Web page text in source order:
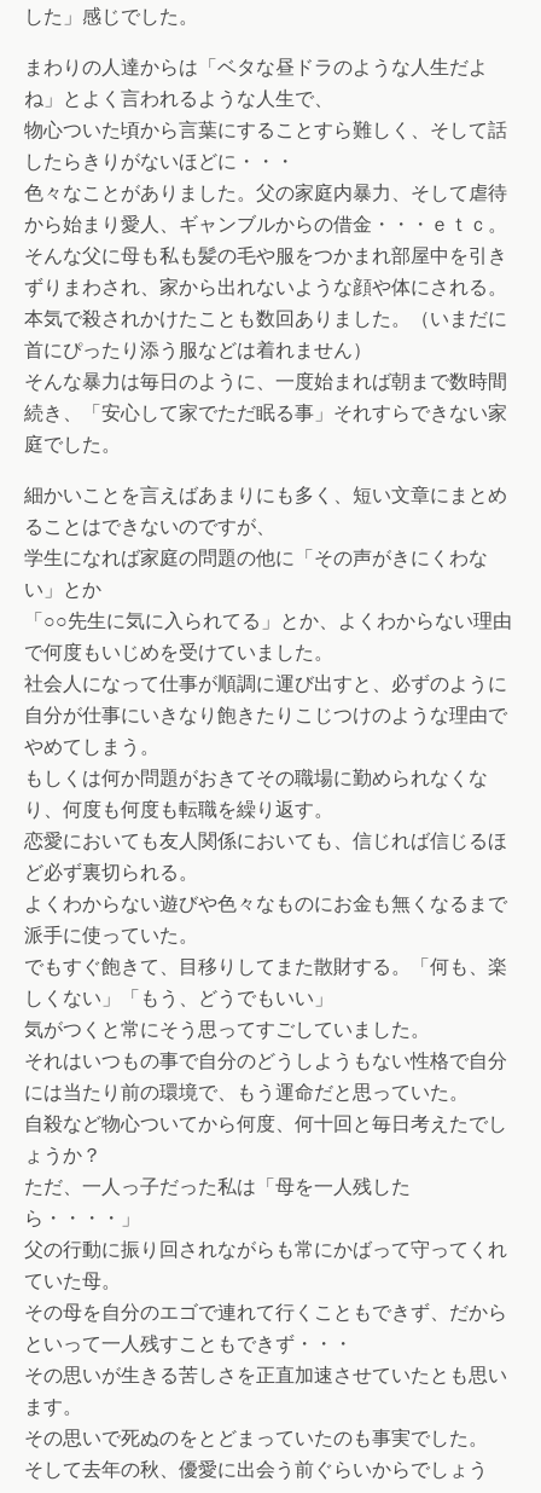
した」感じでした。
まわりの人達からは「ベタな昼ドラのような人生だよ
ね」とよく言われるような人生で、
物心ついた頃から言葉にすることすら難しく、そして話
したらきりがないほどに・・・
色々なことがありました。父の家庭内暴力、そして虐待
から始まり愛人、ギャンブルからの借金・・・ｅｔｃ。
そんな父に母も私も髪の毛や服をつかまれ部屋中を引き
ずりまわされ、家から出れないような顔や体にされる。
本気で殺されかけたことも数回ありました。（いまだに
首にぴったり添う服などは着れません）
そんな暴力は毎日のように、一度始まれば朝まで数時間
続き、「安心して家でただ眠る事」それすらできない家
庭でした。
細かいことを言えばあまりにも多く、短い文章にまとめ
ることはできないのですが、
学生になれば家庭の問題の他に「その声がきにくわな
い」とか
「○○先生に気に入られてる」とか、よくわからない理由
で何度もいじめを受けていました。
社会人になって仕事が順調に運び出すと、必ずのように
自分が仕事にいきなり飽きたりこじつけのような理由で
やめてしまう。
もしくは何か問題がおきてその職場に勤められなくな
り、何度も何度も転職を繰り返す。
恋愛においても友人関係においても、信じれば信じるほ
ど必ず裏切られる。
よくわからない遊びや色々なものにお金も無くなるまで
派手に使っていた。
でもすぐ飽きて、目移りしてまた散財する。「何も、楽
しくない」「もう、どうでもいい」
気がつくと常にそう思ってすごしていました。
それはいつもの事で自分のどうしようもない性格で自分
には当たり前の環境で、もう運命だと思っていた。
自殺など物心ついてから何度、何十回と毎日考えたでし
ょうか？
ただ、一人っ子だった私は「母を一人残した
ら・・・・」
父の行動に振り回されながらも常にかばって守ってくれ
ていた母。
その母を自分のエゴで連れて行くこともできず、だから
といって一人残すこともできず・・・
その思いが生きる苦しさを正直加速させていたとも思い
ます。
その思いで死ぬのをとどまっていたのも事実でした。
そして去年の秋、優愛に出会う前ぐらいからでしょう